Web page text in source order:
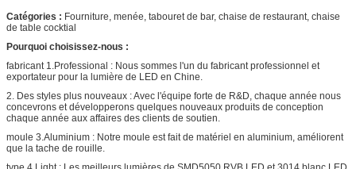
Catégories : Fourniture, menée, tabouret de bar, chaise de restaurant, chaise
de table cocktial
Pourquoi choisissez-nous :
fabricant 1.Professional : Nous sommes l'un du fabricant professionnel et
exportateur pour la lumière de LED en Chine.
2. Des styles plus nouveaux : Avec l'équipe forte de R&D, chaque année nous
concevrons et développerons quelques nouveaux produits de conception
chaque année aux affaires des clients de soutien.
moule 3.Aluminium : Notre moule est fait de matériel en aluminium, améliorent
que la tache de rouille.